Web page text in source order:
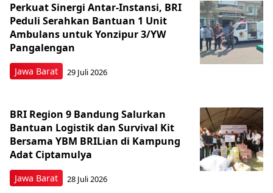
Jawa Barat
Perkuat Sinergi Antar-Instansi, BRI
Peduli Serahkan Bantuan 1 Unit
Ambulans untuk Yonzipur 3/YW
Pangalengan
29 Juli 2026
Jawa Barat
BRI Region 9 Bandung Salurkan
Bantuan Logistik dan Survival Kit
Bersama YBM BRILian di Kampung
Adat Ciptamulya
28 Juli 2026